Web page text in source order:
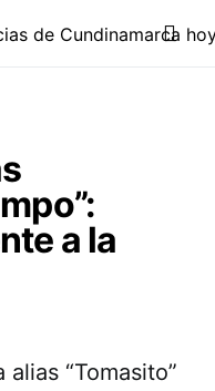
a la
“Tomasito”